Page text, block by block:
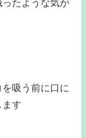
たような気が
吸う前に口に
ます